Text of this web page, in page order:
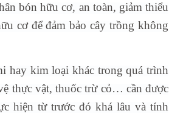
bón hữu cơ, an toàn, giảm thiểu
cơ để đảm bảo cây trồng không
hay kim loại khác trong quá trình
thực vật, thuốc trừ cỏ… cần được
hiện từ trước đó khá lâu và tính